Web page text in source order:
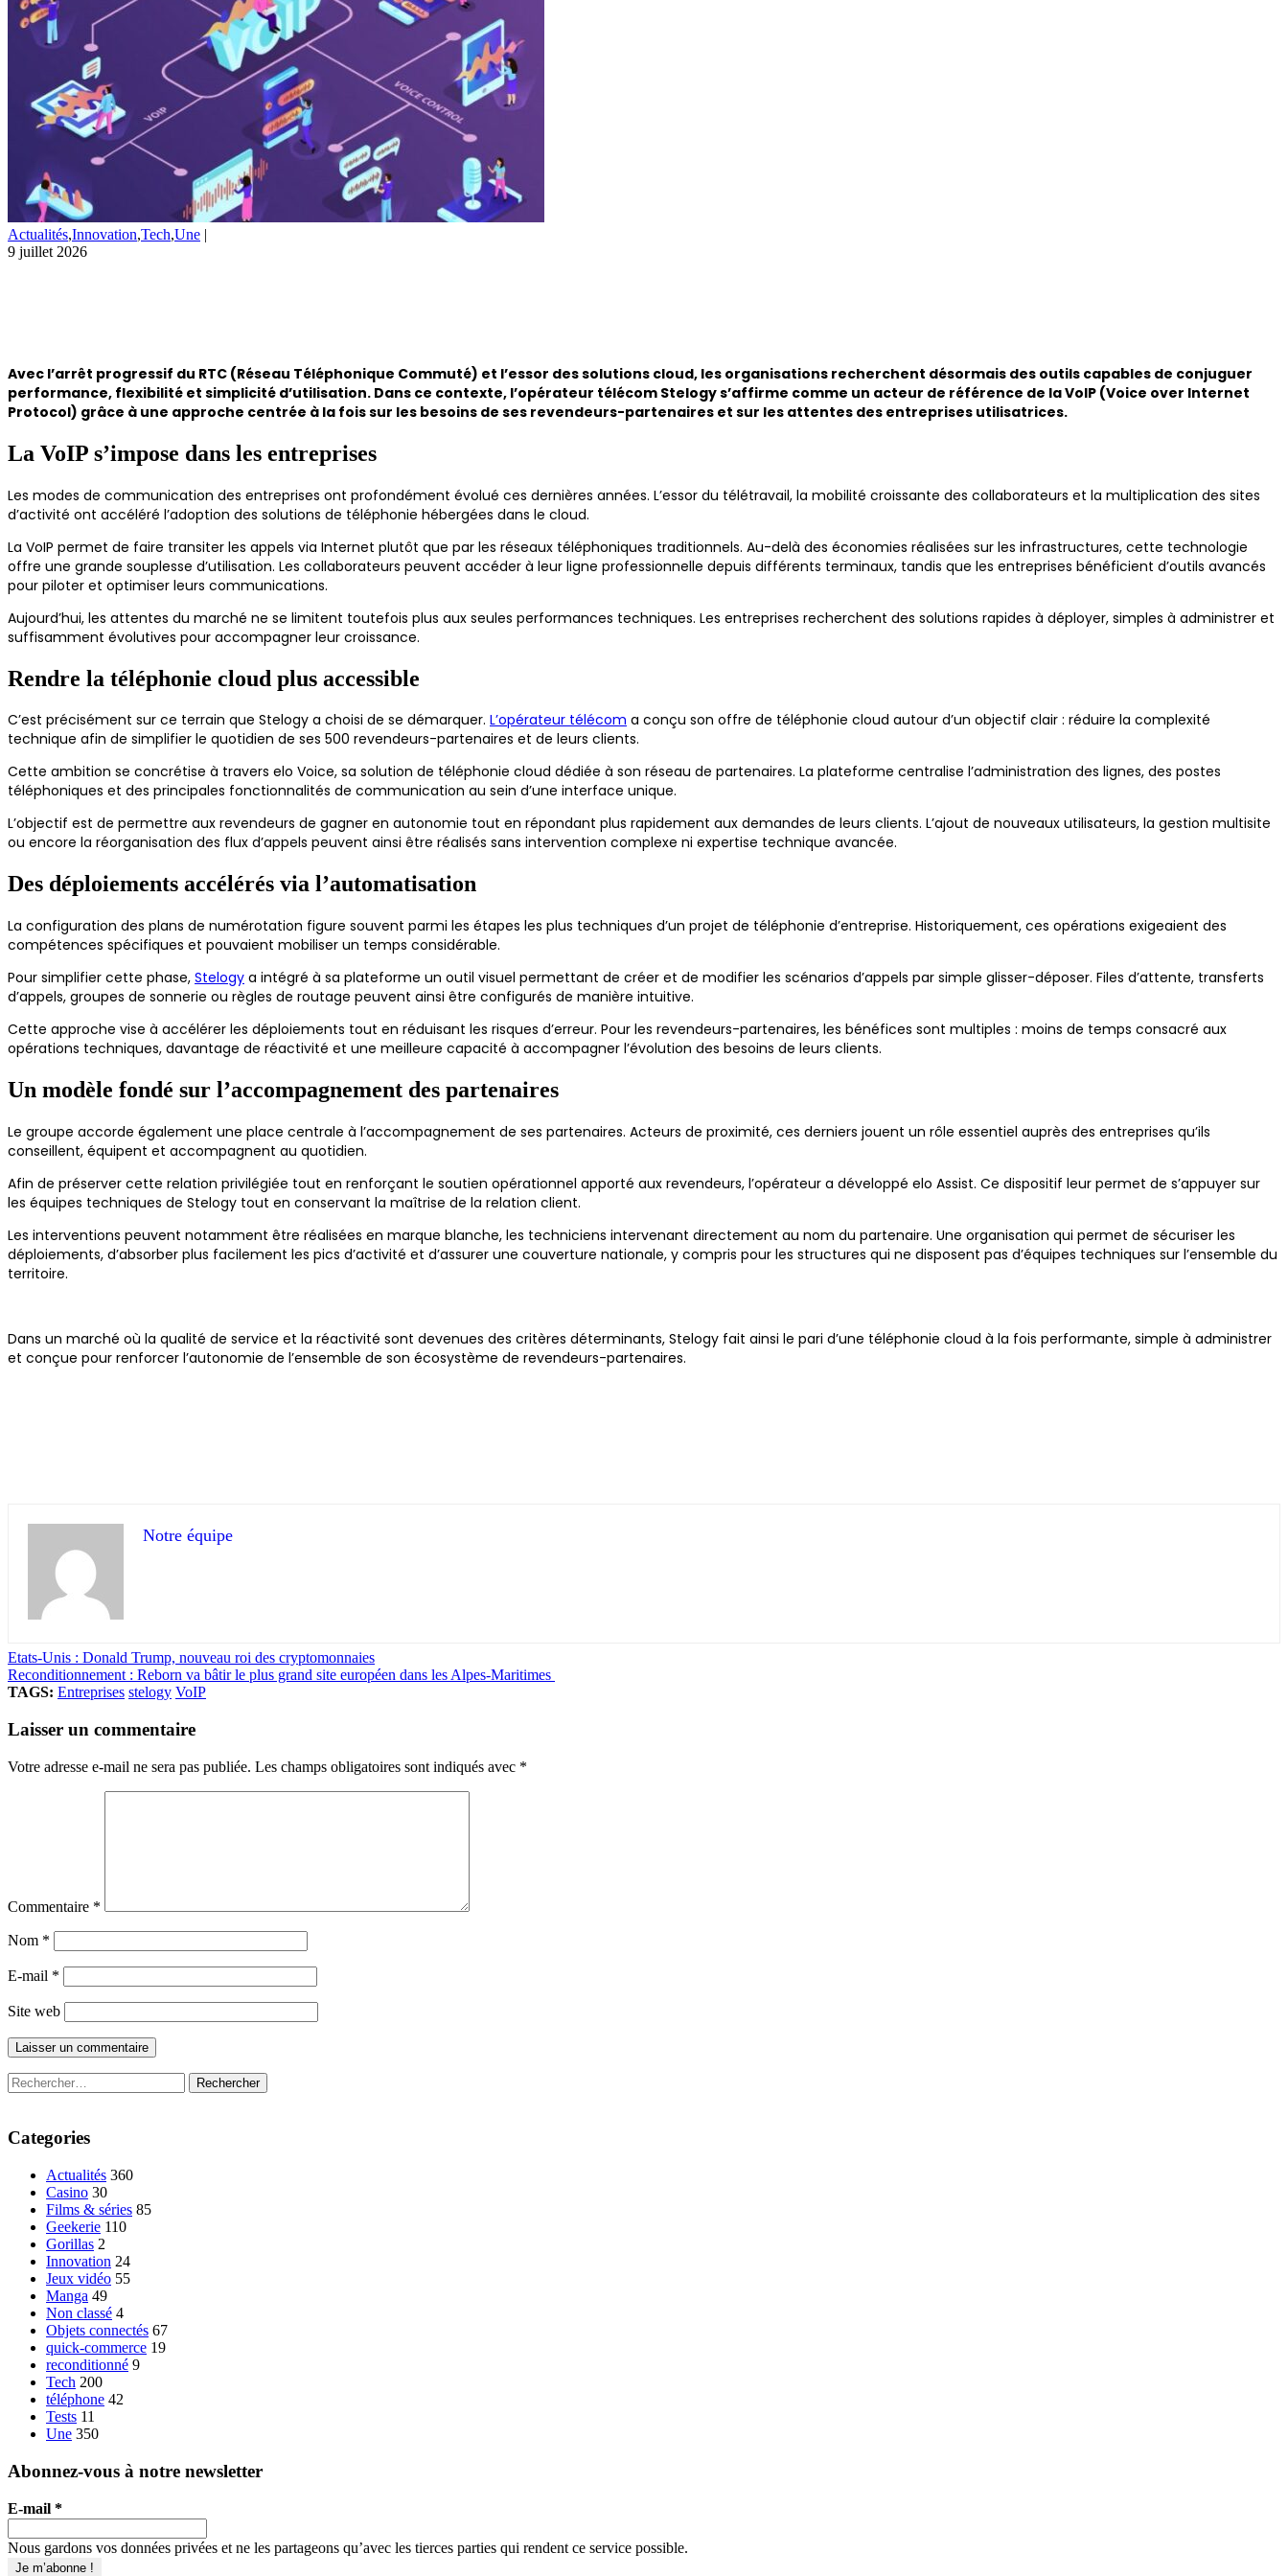
Actualités,Innovation,Tech,Une |
9 juillet 2026
Avec l’arrêt progressif du RTC (Réseau Téléphonique Commuté) et l’essor des solutions cloud, les organisations recherchent désormais des outils capables de conjuguer
performance, flexibilité et simplicité d’utilisation. Dans ce contexte, l’opérateur télécom Stelogy s’affirme comme un acteur de référence de la VoIP (Voice over Internet
Protocol) grâce à une approche centrée à la fois sur les besoins de ses revendeurs-partenaires et sur les attentes des entreprises utilisatrices.
La VoIP s’impose dans les entreprises
Les modes de communication des entreprises ont profondément évolué ces dernières années. L’essor du télétravail, la mobilité croissante des collaborateurs et la multiplication des sites
d’activité ont accéléré l’adoption des solutions de téléphonie hébergées dans le cloud.
La VoIP permet de faire transiter les appels via Internet plutôt que par les réseaux téléphoniques traditionnels. Au-delà des économies réalisées sur les infrastructures, cette technologie
offre une grande souplesse d’utilisation. Les collaborateurs peuvent accéder à leur ligne professionnelle depuis différents terminaux, tandis que les entreprises bénéficient d’outils avancés
pour piloter et optimiser leurs communications.
Aujourd’hui, les attentes du marché ne se limitent toutefois plus aux seules performances techniques. Les entreprises recherchent des solutions rapides à déployer, simples à administrer et
suffisamment évolutives pour accompagner leur croissance.
Rendre la téléphonie cloud plus accessible
C’est précisément sur ce terrain que Stelogy a choisi de se démarquer. L’opérateur télécom a conçu son offre de téléphonie cloud autour d’un objectif clair : réduire la complexité
technique afin de simplifier le quotidien de ses 500 revendeurs-partenaires et de leurs clients.
Cette ambition se concrétise à travers elo Voice, sa solution de téléphonie cloud dédiée à son réseau de partenaires. La plateforme centralise l’administration des lignes, des postes
téléphoniques et des principales fonctionnalités de communication au sein d’une interface unique.
L’objectif est de permettre aux revendeurs de gagner en autonomie tout en répondant plus rapidement aux demandes de leurs clients. L’ajout de nouveaux utilisateurs, la gestion multisite
ou encore la réorganisation des flux d’appels peuvent ainsi être réalisés sans intervention complexe ni expertise technique avancée.
Des déploiements accélérés via l’automatisation
La configuration des plans de numérotation figure souvent parmi les étapes les plus techniques d’un projet de téléphonie d’entreprise. Historiquement, ces opérations exigeaient des
compétences spécifiques et pouvaient mobiliser un temps considérable.
Pour simplifier cette phase, Stelogy a intégré à sa plateforme un outil visuel permettant de créer et de modifier les scénarios d’appels par simple glisser-déposer. Files d’attente, transferts
d’appels, groupes de sonnerie ou règles de routage peuvent ainsi être configurés de manière intuitive.
Cette approche vise à accélérer les déploiements tout en réduisant les risques d’erreur. Pour les revendeurs-partenaires, les bénéfices sont multiples : moins de temps consacré aux
opérations techniques, davantage de réactivité et une meilleure capacité à accompagner l’évolution des besoins de leurs clients.
Un modèle fondé sur l’accompagnement des partenaires
Le groupe accorde également une place centrale à l’accompagnement de ses partenaires. Acteurs de proximité, ces derniers jouent un rôle essentiel auprès des entreprises qu’ils
conseillent, équipent et accompagnent au quotidien.
Afin de préserver cette relation privilégiée tout en renforçant le soutien opérationnel apporté aux revendeurs, l’opérateur a développé elo Assist. Ce dispositif leur permet de s’appuyer sur
les équipes techniques de Stelogy tout en conservant la maîtrise de la relation client.
Les interventions peuvent notamment être réalisées en marque blanche, les techniciens intervenant directement au nom du partenaire. Une organisation qui permet de sécuriser les
déploiements, d’absorber plus facilement les pics d’activité et d’assurer une couverture nationale, y compris pour les structures qui ne disposent pas d’équipes techniques sur l’ensemble du
territoire.
Dans un marché où la qualité de service et la réactivité sont devenues des critères déterminants, Stelogy fait ainsi le pari d’une téléphonie cloud à la fois performante, simple à administrer
et conçue pour renforcer l’autonomie de l’ensemble de son écosystème de revendeurs-partenaires.
Notre équipe
Etats-Unis : Donald Trump, nouveau roi des cryptomonnaies
Reconditionnement : Reborn va bâtir le plus grand site européen dans les Alpes-Maritimes
TAGS: Entreprises stelogy VoIP
Laisser un commentaire
Votre adresse e-mail ne sera pas publiée. Les champs obligatoires sont indiqués avec *
Commentaire *
Nom *
E-mail *
Site web
Rechercher :
Categories
Actualités 360
Casino 30
Films & séries 85
Geekerie 110
Gorillas 2
Innovation 24
Jeux vidéo 55
Manga 49
Non classé 4
Objets connectés 67
quick-commerce 19
reconditionné 9
Tech 200
téléphone 42
Tests 11
Une 350
Abonnez-vous à notre newsletter
E-mail *
Nous gardons vos données privées et ne les partageons qu’avec les tierces parties qui rendent ce service possible.